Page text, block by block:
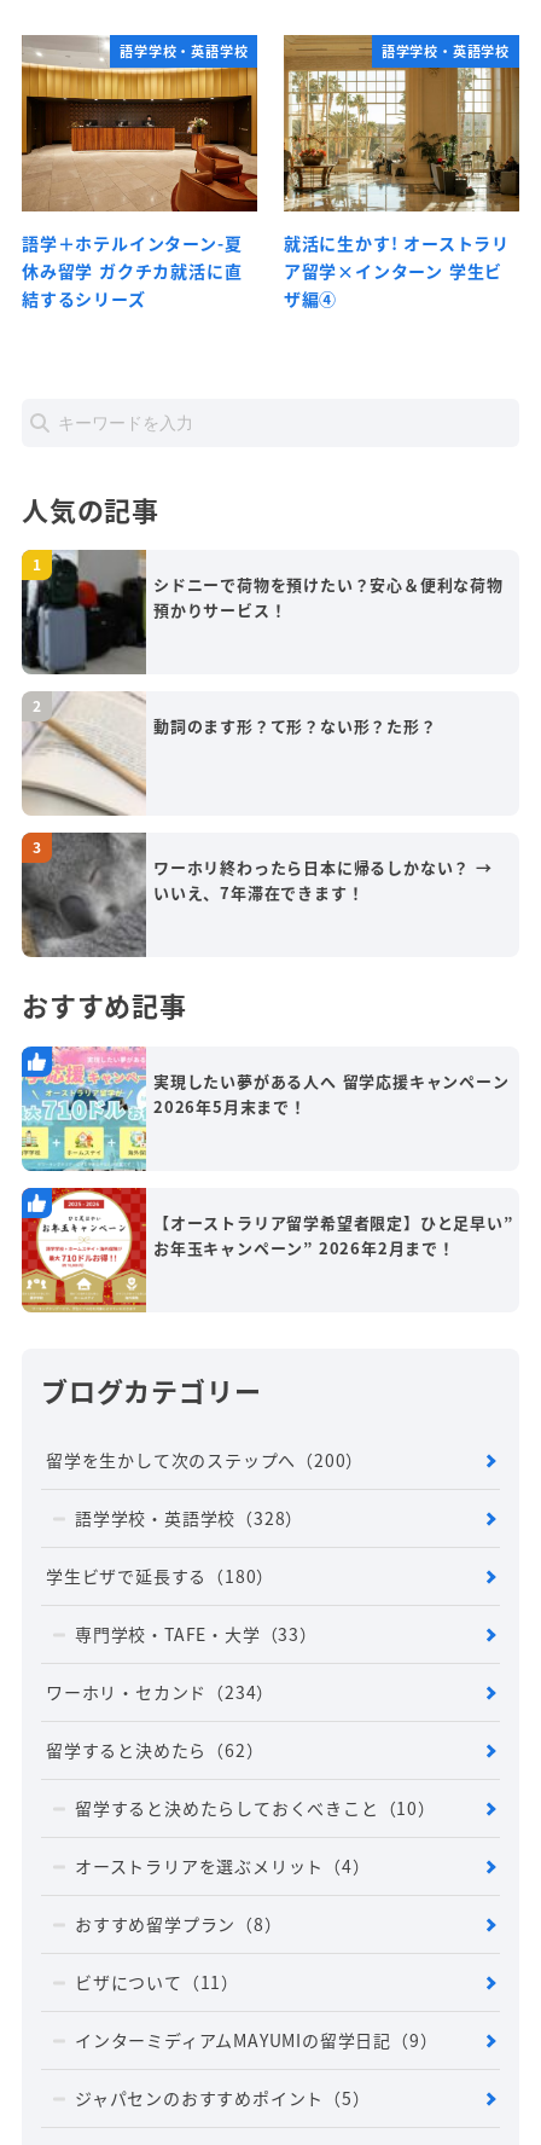
語学学校・英語学校
語学＋ホテルインターン-夏
休み留学 ガクチカ就活に直
結するシリーズ
語学学校・英語学校
就活に生かす! オーストラリ
ア留学×インターン 学生ビ
ザ編④
人気の記事
シドニーで荷物を預けたい？安心＆便利な荷物
預かりサービス！
動詞のます形？て形？ない形？た形？
ワーホリ終わったら日本に帰るしかない？ →
いいえ、7年滞在できます！
おすすめ記事
実現したい夢がある人へ 留学応援キャンペーン
2026年5月末まで！
【オーストラリア留学希望者限定】ひと足早い”
お年玉キャンペーン” 2026年2月まで！
ブログカテゴリー
留学を生かして次のステップへ （200）
語学学校・英語学校 （328）
学生ビザで延長する （180）
専門学校・TAFE・大学 （33）
ワーホリ・セカンド （234）
留学すると決めたら （62）
留学すると決めたらしておくべきこと （10）
オーストラリアを選ぶメリット （4）
おすすめ留学プラン （8）
ビザについて （11）
インターミディアムMAYUMIの留学日記 （9）
ジャパセンのおすすめポイント （5）